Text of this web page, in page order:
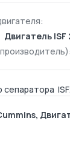
Двигатель ISF
,